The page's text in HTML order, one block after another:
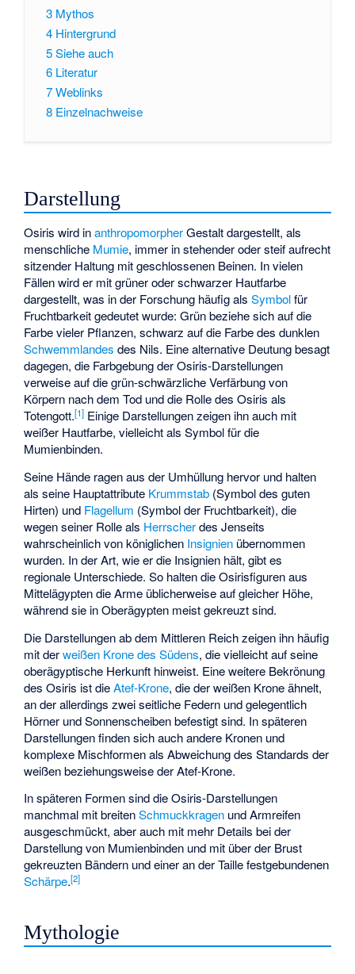
3 Mythos
4 Hintergrund
5Siehe auch
6 Literatur
7Weblinks
8 Einzelnachweise
Darstellung
Osiris wird inanthropomorpherGestalt dargestellt, als
menschliche Mumie, immer in stehender oder steif aufrecht
sitzender Haltung mit geschlossenen Beinen. In vielen
Fällen wird er mit grüner oder schwarzer Hautfarbe
dargestellt, was in der Forschung häufig alsSymbolfür
Fruchtbarkeit gedeutet wurde: Grün beziehe sich auf die
Farbe vieler Pflanzen, schwarz auf die Farbe des dunklen
Schwemmlandes des Nils. Eine alternative Deutung besagt
dagegen, die Farbgebung der Osiris-Darstellungen
verweise auf die grün-schwärzliche Verfärbung von
Körpern nach dem Tod und die Rolle des Osiris als
Totengott.[1] Einige Darstellungen zeigen ihn auch mit
weißer Hautfarbe, vielleicht als Symbol für die
Mumienbinden.
Seine Hände ragen aus der Umhüllung hervor und halten
als seine Hauptattribute Krummstab (Symbol des guten
Hirten) und Flagellum (Symbol der Fruchtbarkeit), die
wegen seiner Rolle als Herrscherdes Jenseits
wahrscheinlich von königlichen Insignien übernommen
wurden. In der Art, wie er die Insignien hält, gibt es
regionale Unterschiede. So halten die Osirisfiguren aus
Mittelägypten die Arme üblicherweise auf gleicher Höhe,
während sie in Oberägypten meist gekreuzt sind.
Die Darstellungen ab dem Mittleren Reich zeigen ihn häufig
mit derweißen Krone des Südens, die vielleicht auf seine
oberägyptische Herkunft hinweist. Eine weitere Bekrönung
des Osiris ist dieAtef-Krone, die der weißen Krone ähnelt,
an der allerdings zwei seitliche Federn und gelegentlich
Hörner und Sonnenscheiben befestigt sind. In späteren
Darstellungen finden sich auch andere Kronen und
komplexe Mischformen als Abweichung des Standards der
weißen beziehungsweise der Atef-Krone.
In späteren Formen sind die Osiris-Darstellungen
manchmal mit breitenSchmuckkragen und Armreifen
ausgeschmückt, aber auch mit mehr Details bei der
Darstellung von Mumienbinden und mit über der Brust
gekreuzten Bändern und einer an der Taille festgebundenen
Schärpe.[2]
Mythologie